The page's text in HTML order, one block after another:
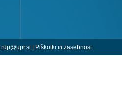
rup@upr.si | Piškotki in zasebnost